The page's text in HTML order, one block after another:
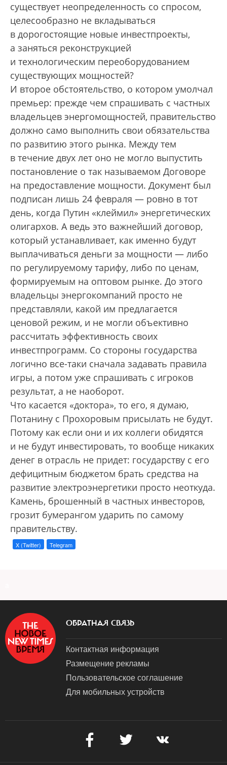
существует неопределенность со спросом,
целесообразно не вкладываться
в дорогостоящие новые инвестпроекты,
а заняться реконструкцией
и технологическим переоборудованием
существующих мощностей?
И второе обстоятельство, о котором умолчал
премьер: прежде чем спрашивать с частных
владельцев энергомощностей, правительство
должно само выполнить свои обязательства
по развитию этого рынка. Между тем
в течение двух лет оно не могло выпустить
постановление о так называемом Договоре
на предоставление мощности. Документ был
подписан лишь 24 февраля — ровно в тот
день, когда Путин «клеймил» энергетических
олигархов. А ведь это важнейший договор,
который устанавливает, как именно будут
выплачиваться деньги за мощности — либо
по регулируемому тарифу, либо по ценам,
формируемым на оптовом рынке. До этого
владельцы энергокомпаний просто не
представляли, какой им предлагается
ценовой режим, и не могли объективно
рассчитать эффективность своих
инвестпрограмм. Со стороны государства
логично все-таки сначала задавать правила
игры, а потом уже спрашивать с игроков
результат, а не наоборот.
Что касается «доктора», то его, я думаю,
Потанину с Прохоровым присылать не будут.
Потому как если они и их коллеги обидятся
и не будут инвестировать, то вообще никаких
денег в отрасль не придет: государству с его
дефицитным бюджетом брать средства на
развитие электроэнергетики просто неоткуда.
Камень, брошенный в частных инвесторов,
грозит бумерангом ударить по самому
правительству.
X (Twitter) Telegram
ОБРАТНАЯ СВЯЗЬ
Контактная информация
Размещение рекламы
Пользовательское соглашение
Для мобильных устройств